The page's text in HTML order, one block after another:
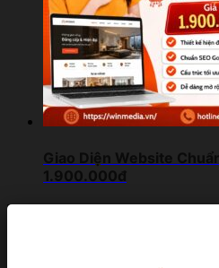
Giao Diện Website
1.900.000đ